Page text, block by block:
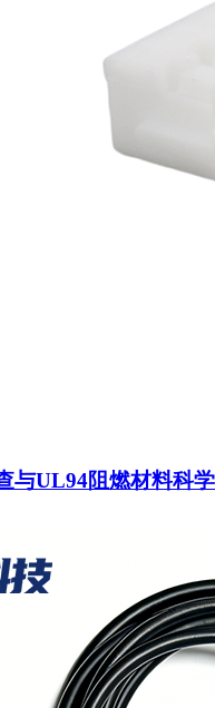
与UL94阻燃材料科